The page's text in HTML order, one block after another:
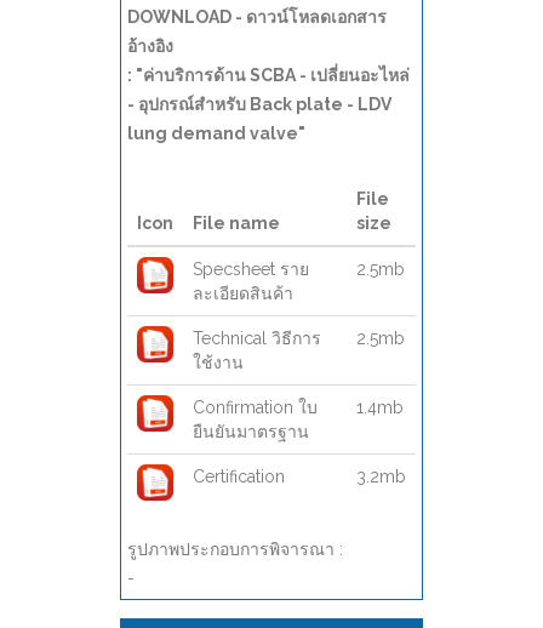
DOWNLOAD - ดาวน์โหลดเอกสาร
อ้างอิง
: "ค่าบริการด้าน SCBA - เปลี่ยนอะไหล่
- อุปกรณ์สำหรับ Back plate - LDV
lung demand valve"
Icon File name
File
size
Specsheet ราย
ละเอียดสินค้า
2.5mb
Technical วิธีการ
ใช้งาน
2.5mb
Confirmation ใบ
ยืนยันมาตรฐาน
1.4mb
Certification 3.2mb
รูปภาพประกอบการพิจารณา :
-